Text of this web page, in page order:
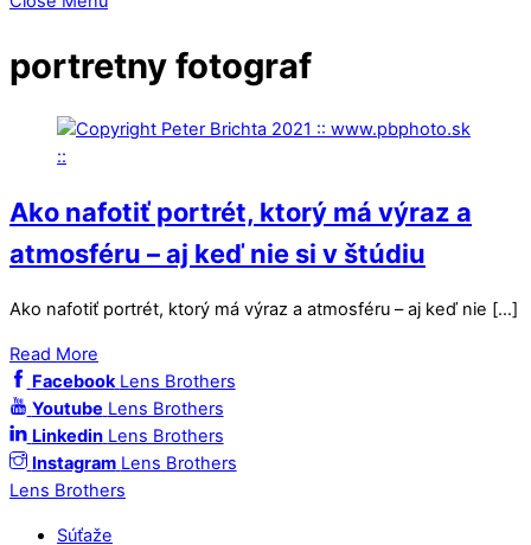
portretny fotograf
Ako nafotiť portrét, ktorý má výraz a
atmosféru – aj keď nie si v štúdiu
Ako nafotiť portrét, ktorý má výraz a atmosféru – aj keď nie […]
Read More
Facebook Lens Brothers
Youtube Lens Brothers
Linkedin Lens Brothers
Instagram Lens Brothers
Lens Brothers
Súťaže